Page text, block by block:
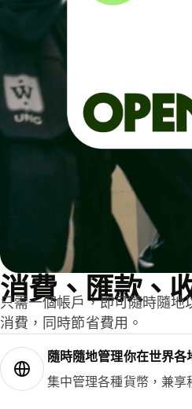
消費、匯款、
只需一個帳戶，即可隨時隨
消費，同時節省費用。
隨時隨地管理你在世界各
集中管理各種貨幣，兼享